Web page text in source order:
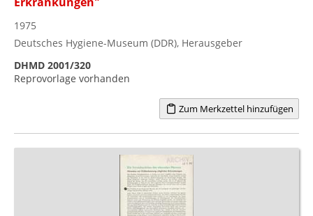
1975
Deutsches Hygiene-Museum (DDR), Herausgeber
DHMD 2001/320
Reprovorlage vorhanden
Zum Merkzettel hinzufügen